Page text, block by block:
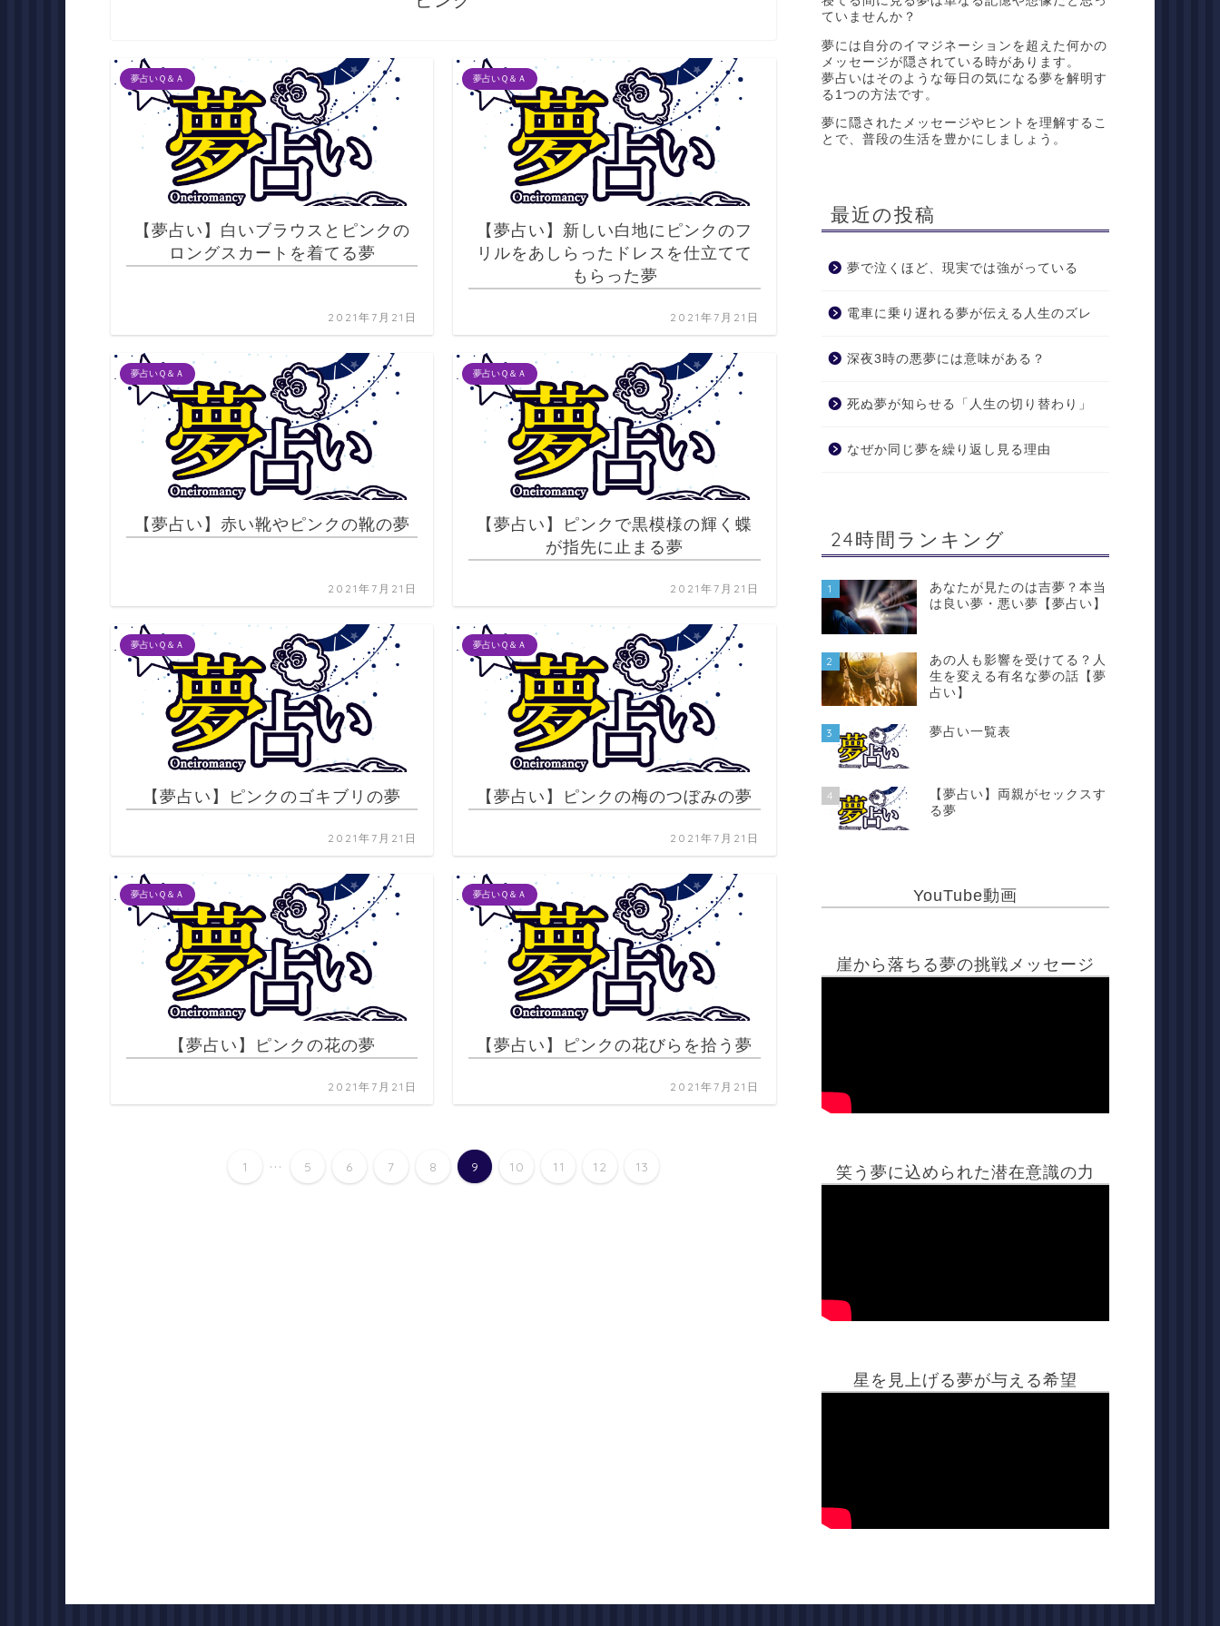
夢占いＱ＆Ａ
【夢占い】白いブラウスとピンクの
ロングスカートを着てる夢
2021年7月21日
夢占いＱ＆Ａ
【夢占い】新しい白地にピンクのフ
リルをあしらったドレスを仕立てて
もらった夢
2021年7月21日
夢占いＱ＆Ａ
【夢占い】赤い靴やピンクの靴の夢
2021年7月21日
夢占いＱ＆Ａ
【夢占い】ピンクで黒模様の輝く蝶
が指先に止まる夢
2021年7月21日
夢占いＱ＆Ａ
【夢占い】ピンクのゴキブリの夢
2021年7月21日
夢占いＱ＆Ａ
【夢占い】ピンクの梅のつぼみの夢
2021年7月21日
夢占いＱ＆Ａ
【夢占い】ピンクの花の夢
2021年7月21日
夢占いＱ＆Ａ
【夢占い】ピンクの花びらを拾う夢
2021年7月21日
1 ... 5 6 7 8 9 10 11 12 13
ていませんか？
夢には自分のイマジネーションを超えた何かの
メッセージが隠されている時があります。
夢占いはそのような毎日の気になる夢を解明す
る1つの方法です。
夢に隠されたメッセージやヒントを理解するこ
とで、普段の生活を豊かにしましょう。
最近の投稿
夢で泣くほど、現実では強がっている
電車に乗り遅れる夢が伝える人生のズレ
深夜3時の悪夢には意味がある？
死ぬ夢が知らせる「人生の切り替わり」
なぜか同じ夢を繰り返し見る理由
24時間ランキング
1
あなたが見たのは吉夢？本当
は良い夢・悪い夢【夢占い】
2
あの人も影響を受けてる？人
生を変える有名な夢の話【夢
占い】
3 夢占い一覧表
4
【夢占い】両親がセックスす
る夢
YouTube動画
崖から落ちる夢の挑戦メッセージ
笑う夢に込められた潜在意識の力
星を見上げる夢が与える希望